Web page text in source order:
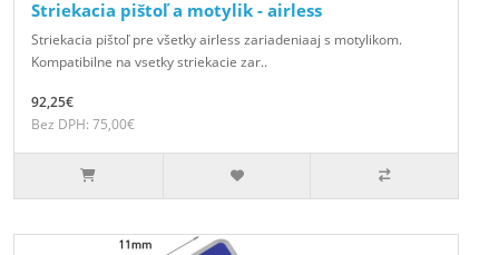
Striekacia pištoľ a motylik - airless
Striekacia pištoľ pre všetky airless zariadeniaaj s motylikom.
Kompatibilne na vsetky striekacie zar..
92,25€
Bez DPH: 75,00€